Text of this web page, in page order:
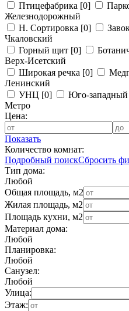
Птицефабрика [0]
Железнодорожный
Н. Сортировка [0]
Чкаловский
Горный щит [0]
Верх-Исетский
Широкая речка [0]
Ленинский
УНЦ [0] Юго-западный
Метро
Цена:
Показать
Количество комнат:
Подробный поискСбросить
Тип дома:
Любой
Общая площадь, м2
Жилая площадь, м2
Площадь кухни, м2
Материал дома:
Любой
Планировка:
Любой
Санузел:
Любой
Улица:
Этаж: